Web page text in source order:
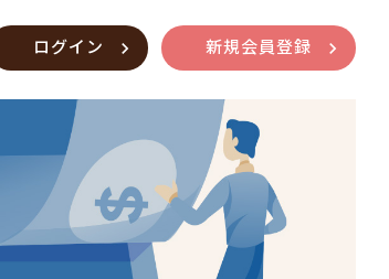
ログイン 新規会員登録